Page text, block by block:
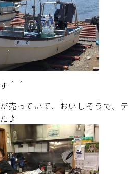
＾＾
売っていて、おいしそうで、テ
♪